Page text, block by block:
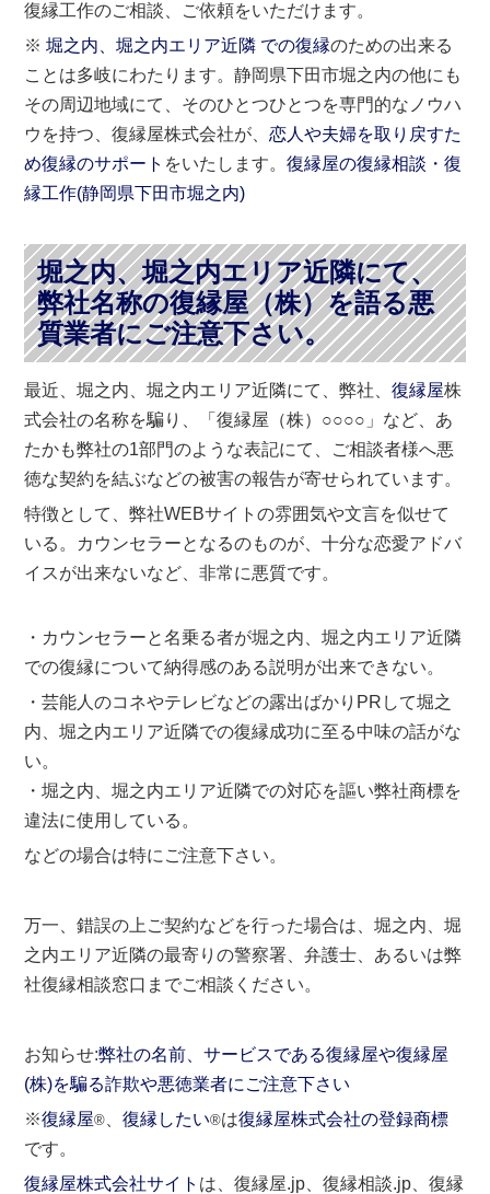
復縁工作のご相談、ご依頼をいただけます。
※堀之内、堀之内エリア近隣 での復縁のための出来る
ことは多岐にわたります。静岡県下田市堀之内の他にも
その周辺地域にて、そのひとつひとつを専門的なノウハ
ウを持つ、復縁屋株式会社が、恋人や夫婦を取り戻すた
め復縁のサポート をいたします。復縁屋の復縁相談・復
縁工作(静岡県下田市堀之内)
堀之内、堀之内エリア近隣にて、
弊社名称の復縁屋（株）を語る悪
質業者にご注意下さい。
最近、堀之内、堀之内エリア近隣にて、弊社、復縁屋株
式会社の名称を騙り、「復縁屋（株）○○○○」など、あ
たかも弊社の1部門のような表記にて、ご相談者様へ悪
徳な契約を結ぶなどの被害の報告が寄せられています。
特徴として、弊社WEBサイトの雰囲気や文言を似せて
いる。カウンセラーとなるのものが、十分な恋愛アドバ
イスが出来ないなど、非常に悪質です。
・カウンセラーと名乗る者が堀之内、堀之内エリア近隣
での復縁について納得感のある説明が出来できない。
・芸能人のコネやテレビなどの露出ばかりPRして堀之
内、堀之内エリア近隣での復縁成功に至る中味の話がな
い。
・堀之内、堀之内エリア近隣での対応を謳い弊社商標を
違法に使用している。
などの場合は特にご注意下さい。
万一、錯誤の上ご契約などを行った場合は、堀之内、堀
之内エリア近隣の最寄りの警察署、弁護士、あるいは弊
社復縁相談窓口までご相談ください。
お知らせ:弊社の名前、サービスである復縁屋や復縁屋
(株)を騙る詐欺や悪徳業者にご注意下さい
※復縁屋® 、復縁したい®は復縁屋株式会社の登録商標
です。
復縁屋株式会社サイト は、復縁屋.jp、復縁相談.jp、復縁